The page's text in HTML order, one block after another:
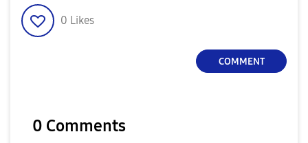
0 Likes
COMMENT
0 Comments